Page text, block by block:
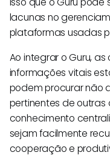
lacunas no
plataformas usadas
Ao integrar o Guru,
informações vitais
podem procurar não
pertinentes de outras
conhecimento
sejam facilmente
cooperação e